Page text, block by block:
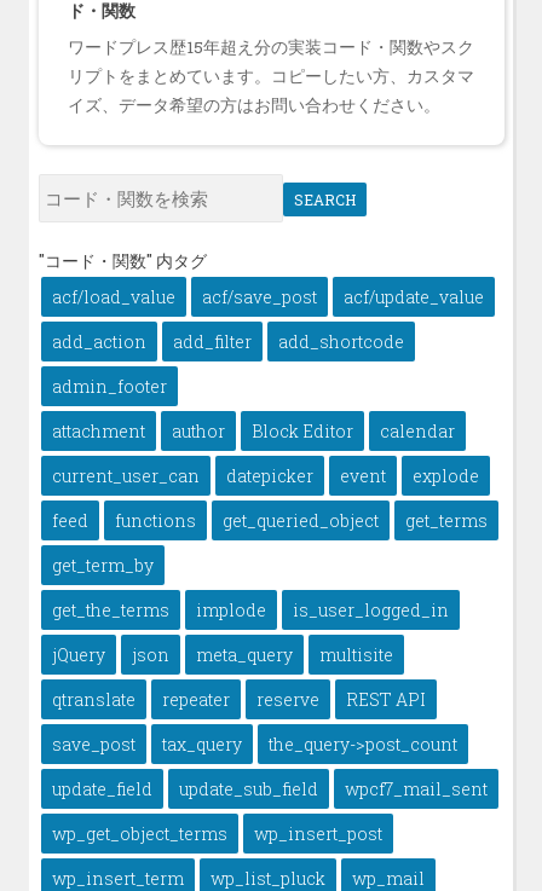
ド・関数
ワードプレス歴15年超え分の実装コード・関数やスク
リプトをまとめています。コピーしたい方、カスタマ
イズ、データ希望の方はお問い合わせください。
SEARCH
"コード・関数" 内タグ
acf/load_value
acf/save_post
acf/update_value
add_action
add_filter
add_shortcode
admin_footer
attachment
author Block Editor
calendar
current_user_can
datepicker event
explode
feed
functions get_queried_object
get_terms
get_term_by
get_the_terms
implode
is_user_logged_in
jQuery
json meta_query
multisite
qtranslate
repeater reserve
REST API
save_post
tax_query
the_query->post_count
update_field
update_sub_field
wpcf7_mail_sent
wp_get_object_terms
wp_insert_post
wp_insert_term
wp_list_pluck
wp_mail